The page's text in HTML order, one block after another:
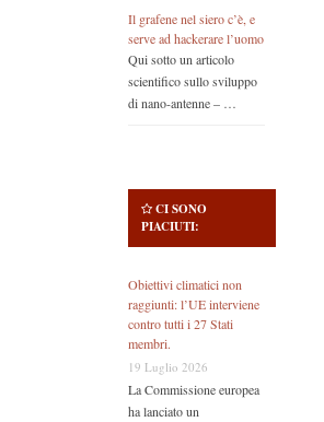
Il grafene nel siero c’è, e
serve ad hackerare l’uomo
Qui sotto un articolo
scientifico sullo sviluppo
di nano-antenne – …
CI SONO
PIACIUTI:
Obiettivi climatici non
raggiunti: l’UE interviene
contro tutti i 27 Stati
membri.
19 Luglio 2026
La Commissione europea
ha lanciato un